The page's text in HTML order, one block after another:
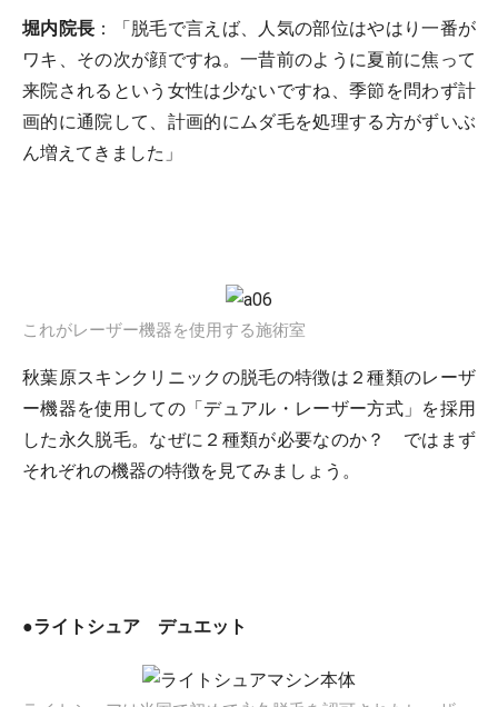
堀内院長 ：「脱毛で言えば、人気の部位はやはり一番が
ワキ、その次が顔ですね。一昔前のように夏前に焦って
来院されるという女性は少ないですね、季節を問わず計
画的に通院して、計画的にムダ毛を処理する方がずいぶ
ん増えてきました」
これがレーザー機器を使用する施術室
秋葉原スキンクリニックの脱毛の特徴は２種類のレーザ
ー機器を使用しての「デュアル・レーザー方式」を採用
した永久脱毛。なぜに２種類が必要なのか？ ではまず
それぞれの機器の特徴を見てみましょう。
●ライトシュア デュエット